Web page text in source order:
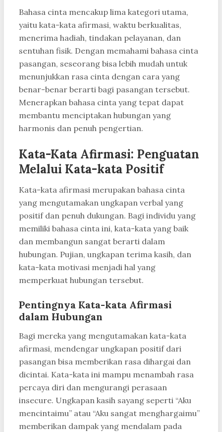
Bahasa cinta mencakup lima kategori utama,
yaitu kata-kata afirmasi, waktu berkualitas,
menerima hadiah, tindakan pelayanan, dan
sentuhan fisik. Dengan memahami bahasa cinta
pasangan, seseorang bisa lebih mudah untuk
menunjukkan rasa cinta dengan cara yang
benar-benar berarti bagi pasangan tersebut.
Menerapkan bahasa cinta yang tepat dapat
membantu menciptakan hubungan yang
harmonis dan penuh pengertian.
Kata-Kata Afirmasi: Penguatan
Melalui Kata-kata Positif
Kata-kata afirmasi merupakan bahasa cinta
yang mengutamakan ungkapan verbal yang
positif dan penuh dukungan. Bagi individu yang
memiliki bahasa cinta ini, kata-kata yang baik
dan membangun sangat berarti dalam
hubungan. Pujian, ungkapan terima kasih, dan
kata-kata motivasi menjadi hal yang
memperkuat hubungan tersebut.
Pentingnya Kata-kata Afirmasi
dalam Hubungan
Bagi mereka yang mengutamakan kata-kata
afirmasi, mendengar ungkapan positif dari
pasangan bisa memberikan rasa dihargai dan
dicintai. Kata-kata ini mampu menambah rasa
percaya diri dan mengurangi perasaan
insecure. Ungkapan kasih sayang seperti “Aku
mencintaimu” atau “Aku sangat menghargaimu”
memberikan dampak yang mendalam pada